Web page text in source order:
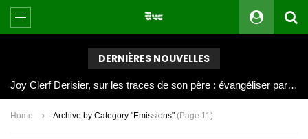
DERNIÈRES NOUVELLES
Joy Clerf Derisier, sur les traces de son père : évangéliser par la musique
Home Archive by Category "Emissions" (Page 11)